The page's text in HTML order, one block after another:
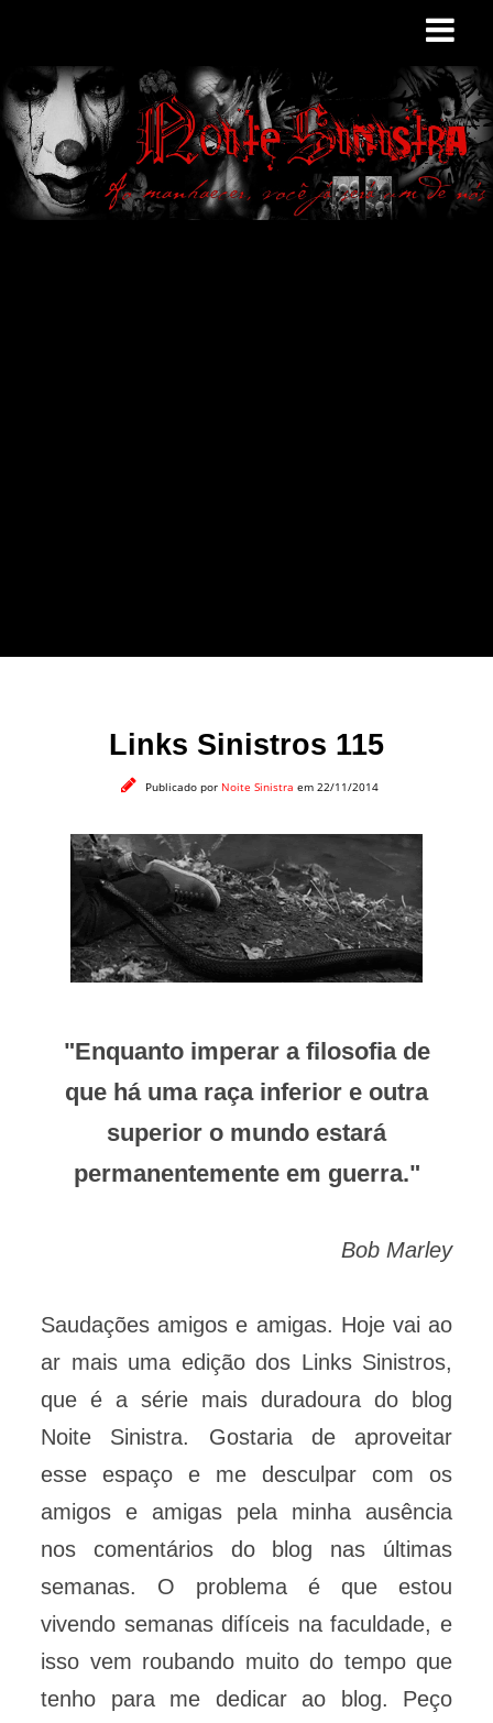
Links Sinistros 115
Publicado por Noite Sinistra em 22/11/2014
"Enquanto imperar a filosofia de
que há uma raça inferior e outra
superior o mundo estará
permanentemente em guerra."
Bob Marley
Saudações amigos e amigas. Hoje vai ao
ar mais uma edição dos Links Sinistros,
que é a série mais duradoura do blog
Noite Sinistra. Gostaria de aproveitar
esse espaço e me desculpar com os
amigos e amigas pela minha ausência
nos comentários do blog nas últimas
semanas. O problema é que estou
vivendo semanas difíceis na faculdade, e
isso vem roubando muito do tempo que
tenho para me dedicar ao blog. Peço